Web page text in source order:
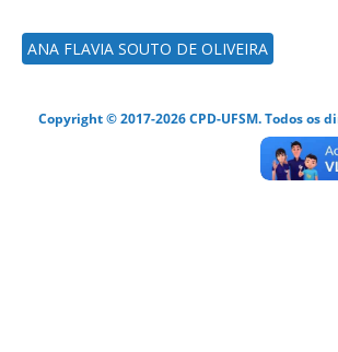
ANA FLAVIA SOUTO DE OLIVEIRA
Copyright © 2017-2026 CPD-UFSM. Todos os